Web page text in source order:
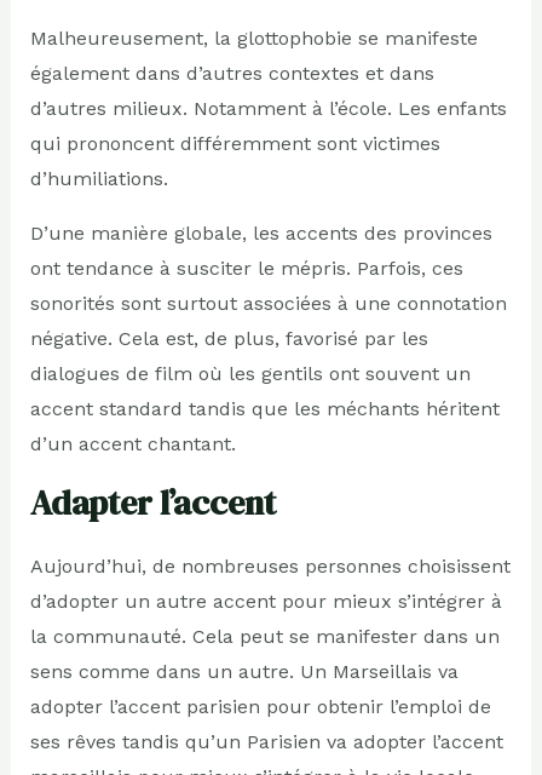
Malheureusement, la glottophobie se manifeste
également dans d’autres contextes et dans
d’autres milieux. Notamment à l’école. Les enfants
qui prononcent différemment sont victimes
d’humiliations.
D’une manière globale, les accents des provinces
ont tendance à susciter le mépris. Parfois, ces
sonorités sont surtout associées à une connotation
négative. Cela est, de plus, favorisé par les
dialogues de film où les gentils ont souvent un
accent standard tandis que les méchants héritent
d’un accent chantant.
Adapter l’accent
Aujourd’hui, de nombreuses personnes choisissent
d’adopter un autre accent pour mieux s’intégrer à
la communauté. Cela peut se manifester dans un
sens comme dans un autre. Un Marseillais va
adopter l’accent parisien pour obtenir l’emploi de
ses rêves tandis qu’un Parisien va adopter l’accent